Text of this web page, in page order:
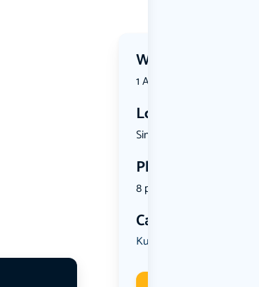
Wanneer?
1 August 2026 | 13:00
Locatie
Simonsplei...
Plekken
8 plekken beschikbaar
Categorie
Kunst & Cultuur